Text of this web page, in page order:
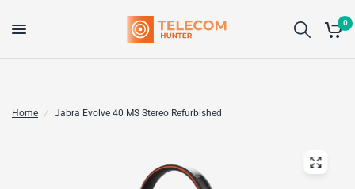
0
Home / Jabra Evolve 40 MS Stereo Refurbished